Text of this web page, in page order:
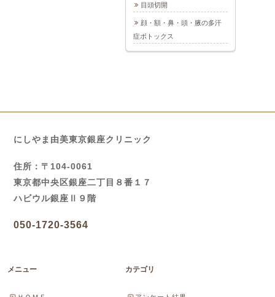
目頭切開
顔・額・鼻・頭・腋の多汗
症ボトックス
にしやま由美東京銀座クリニック
住所：〒104-0061
東京都中央区銀座二丁目８番１７
ハビウル銀座Ⅱ９階
050-1720-3564
メニュー カテゴリ